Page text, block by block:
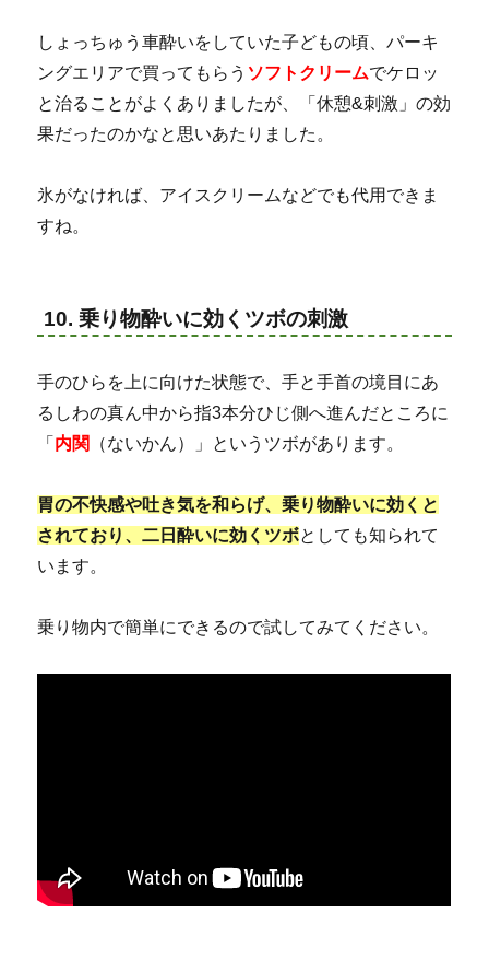
しょっちゅう車酔いをしていた子どもの頃、パーキ
ングエリアで買ってもらう ソフトクリームでケロッ
と治ることがよくありましたが、「休憩&刺激」の効
果だったのかなと思いあたりました。
氷がなければ、アイスクリームなどでも代用できま
すね。
10. 乗り物酔いに効くツボの刺激
手のひらを上に向けた状態で、手と手首の境目にあ
るしわの真ん中から指3本分ひじ側へ進んだところに
「 内関 （ないかん）」というツボがあります。
胃の不快感や吐き気を和らげ、乗り物酔いに効くと
されており、二日酔いに効くツボとしても知られて
います。
乗り物内で簡単にできるので試してみてください。